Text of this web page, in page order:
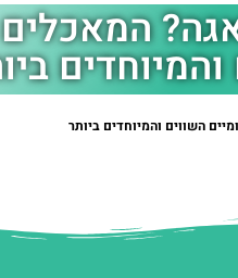
השווים והמיוחדים ביותר